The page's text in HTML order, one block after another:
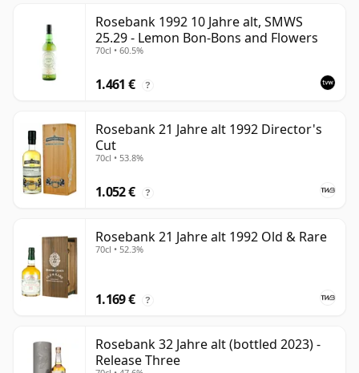
Rosebank 1992 10 Jahre alt, SMWS
25.29 - Lemon Bon-Bons and Flowers
70cl • 60.5%
1.461 € ?
Rosebank 21 Jahre alt 1992 Director's
Cut
70cl • 53.8%
1.052 € ?
Rosebank 21 Jahre alt 1992 Old & Rare
70cl • 52.3%
1.169 € ?
Rosebank 32 Jahre alt (bottled 2023) -
Release Three